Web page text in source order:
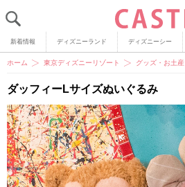
新着情報 ディズニーランド ディズニーシー
ホーム 東京ディズニーリゾート グッズ・お土産
ダッフィーLサイズぬいぐるみ